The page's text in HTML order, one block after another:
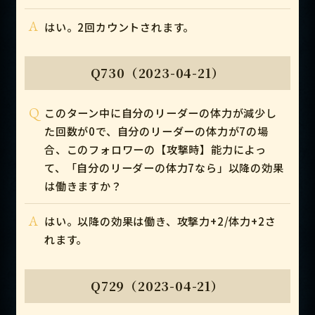
A はい。2回カウントされます。
Q730（2023-04-21）
Q このターン中に自分のリーダーの体力が減少し
た回数が0で、自分のリーダーの体力が7の場
合、このフォロワーの【攻撃時】能力によっ
て、「自分のリーダーの体力7なら」以降の効果
は働きますか？
A はい。以降の効果は働き、攻撃力+2/体力+2さ
れます。
Q729（2023-04-21）